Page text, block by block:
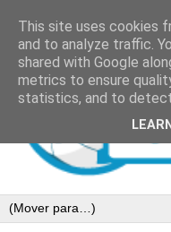
This site uses cookies
and to analyze traffic.
shared with Google
metrics to ensure
statistics, and to detect